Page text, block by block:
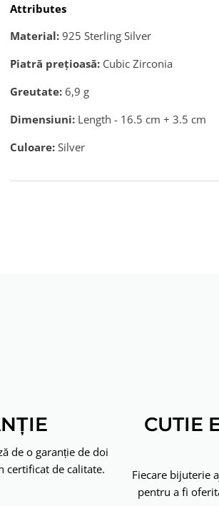
Attributes
Material:925 Sterling Silver
Piatră preţioasă: Cubic Zirconia
Greutate:6,9 g
Dimensiuni: Length - 16.5 cm + 3.5 cm
Culoare:Silver
de o garanție de doi
certificat de calitate.
CUTIE
Fiecare bijuterie
pentru a fi